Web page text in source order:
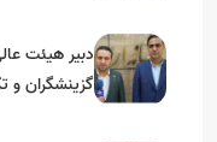
دبیر هیئت
گزینشگران و